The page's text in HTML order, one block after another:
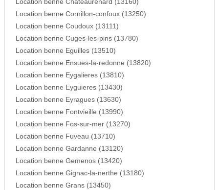
Location benne Chateaurenard (13160)
Location benne Cornillon-confoux (13250)
Location benne Coudoux (13111)
Location benne Cuges-les-pins (13780)
Location benne Eguilles (13510)
Location benne Ensues-la-redonne (13820)
Location benne Eygalieres (13810)
Location benne Eyguieres (13430)
Location benne Eyragues (13630)
Location benne Fontvieille (13990)
Location benne Fos-sur-mer (13270)
Location benne Fuveau (13710)
Location benne Gardanne (13120)
Location benne Gemenos (13420)
Location benne Gignac-la-nerthe (13180)
Location benne Grans (13450)